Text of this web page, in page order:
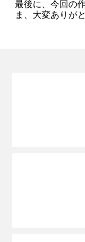
最後に、今回の
ま、大変ありが